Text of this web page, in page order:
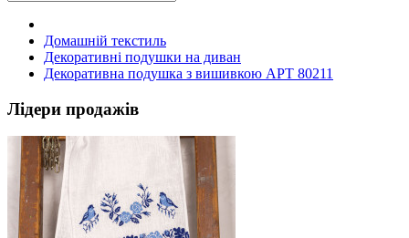
Домашній текстиль
Декоративні подушки на диван
Декоративна подушка з вишивкою АРТ 80211
Лідери продажів